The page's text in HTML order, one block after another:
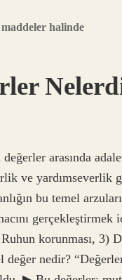
halinde
arasında
ve yardımseverlik
bu temel
gerçekleştirmek
Ruhun korunması,
değer nedir?